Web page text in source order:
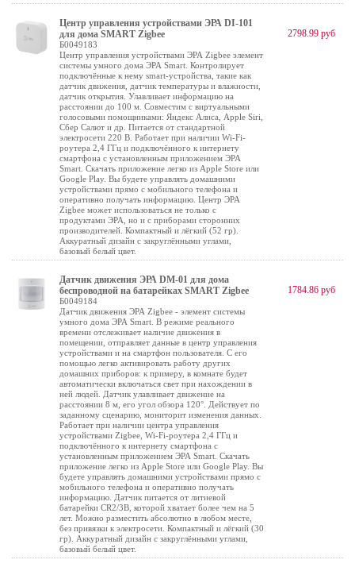
Центр управления устройствами ЭРА DI-101
для дома SMART Zigbee
Б0049183
Центр управления устройствами ЭРА Zigbee элемент
системы умного дома ЭРА Smart. Контролирует
подключённые к нему smart-устройства, такие как
датчик движения, датчик температуры и влажности,
датчик открытия. Улавливает информацию на
расстоянии до 100 м. Совместим с виртуальными
голосовыми помощниками: Яндекс Алиса, Apple Siri,
Сбер Салют и др. Питается от стандартной
электросети 220 В. Работает при наличии Wi-Fi-
роутера 2,4 ГГц и подключённого к интернету
смартфона с установленным приложением ЭРА
Smart. Скачать приложение легко из Apple Store или
Google Play. Вы будете управлять домашними
устройствами прямо с мобильного телефона и
оперативно получать информацию. Центр ЭРА
Zigbee может использоваться не только с
продуктами ЭРА, но и с приборами сторонних
производителей. Компактный и лёгкий (52 гр).
Аккуратный дизайн с закруглёнными углами,
базовый белый цвет.
2798.99 руб
Датчик движения ЭРА DM-01 для дома
беспроводной на батарейках SMART Zigbee
Б0049184
Датчик движения ЭРА Zigbee - элемент системы
умного дома ЭРА Smart. В режиме реального
времени отслеживает наличие движения в
помещении, отправляет данные в центр управления
устройствами и на смартфон пользователя. С его
помощью легко активировать работу других
домашних приборов: к примеру, в комнате будет
автоматически включаться свет при нахождении в
ней людей. Датчик улавливает движение на
расстоянии 8 м, его угол обзора 120°. Действует по
заданному сценарию, мониторит изменения данных.
Работает при наличии центра управления
устройствами Zigbee, Wi-Fi-роутера 2,4 ГГц и
подключённого к интернету смартфона с
установленным приложением ЭРА Smart. Скачать
приложение легко из Apple Store или Google Play. Вы
будете управлять домашними устройствами прямо с
мобильного телефона и оперативно получать
информацию. Датчик питается от литиевой
батарейки CR2/3В, которой хватает более чем на 5
лет. Можно разместить абсолютно в любом месте,
без привязки к электросети. Компактный и лёгкий (30
гр). Аккуратный дизайн с закруглёнными углами,
базовый белый цвет.
1784.86 руб